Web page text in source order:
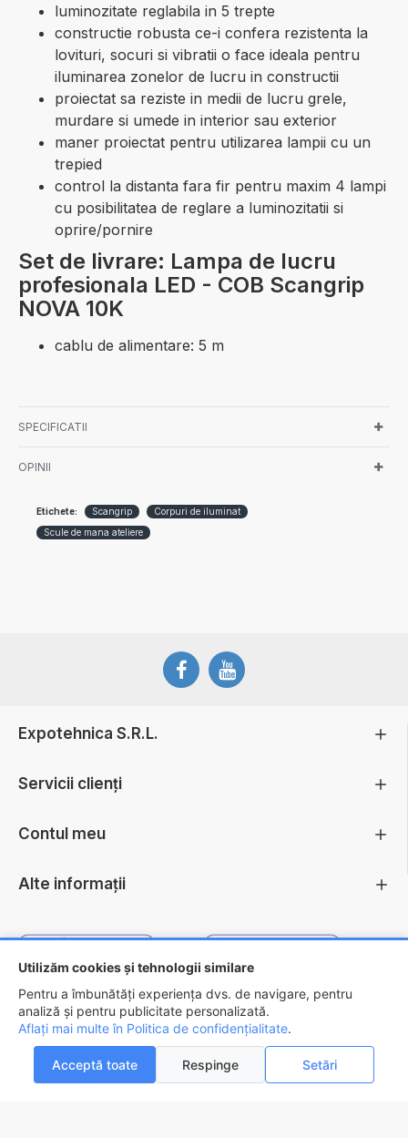
Utilizăm cookies și tehnologii similare
Pentru a îmbunătăți experiența dvs. de navigare, pentru
analiză și pentru publicitate personalizată.
Aflați mai multe în Politica de confidențialitate.
Acceptă toate Respinge Setări
ADAUGĂ ÎN COŞ AI INTREBARI?
luminozitate reglabila in 5 trepte
constructie robusta ce-i confera rezistenta la
lovituri, socuri si vibratii o face ideala pentru
iluminarea zonelor de lucru in constructii
proiectat sa reziste in medii de lucru grele,
murdare si umede in interior sau exterior
maner proiectat pentru utilizarea lampii cu un
trepied
control la distanta fara fir pentru maxim 4 lampi
cu posibilitatea de reglare a luminozitatii si
oprire/pornire
Set de livrare: Lampa de lucru
profesionala LED - COB Scangrip
NOVA 10K
cablu de alimentare: 5 m
SPECIFICATII
OPINII
Etichete: Scangrip
Corpuri de iluminat
Scule de mana ateliere
Expotehnica S.R.L.
Servicii clienți
Contul meu
Alte informații
Copyright © 2026 - EXPOTEHNICA S.R.L.